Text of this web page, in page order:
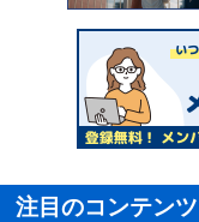
注目のコンテンツ